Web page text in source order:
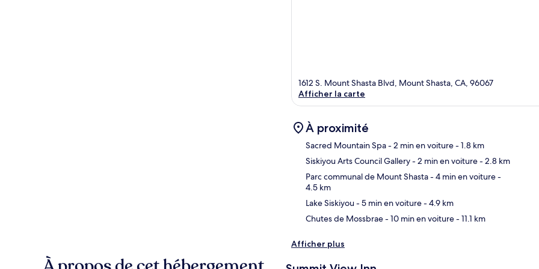
1612 S. Mount Shasta Blvd, Mount Shasta, CA, 96067
Afficher la carte
À proximité
Sacred Mountain Spa- 2 min en voiture- 1.8 km
Siskiyou Arts Council Gallery- 2 min en voiture- 2.8 km
Parc communal de Mount Shasta- 4 min en voiture-
4.5 km
Lake Siskiyou- 5 min en voiture- 4.9 km
Chutes de Mossbrae- 10 min en voiture- 11.1 km
Afficher plus